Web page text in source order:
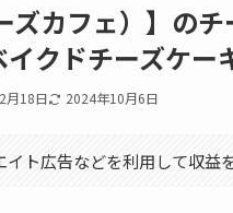
ズカフェ）】の
クドチーズケー
月18日 2024年10月6日
ト広告などを利用して収益